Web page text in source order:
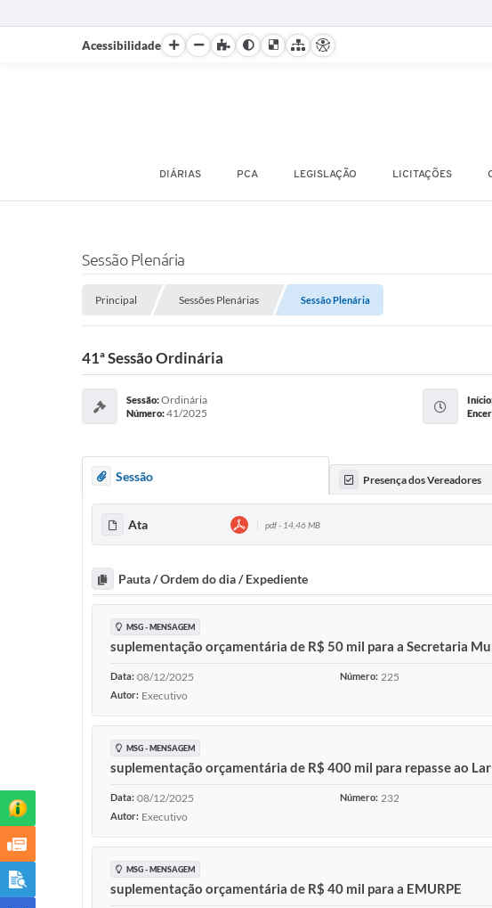
Acessibilidade
DIÁRIAS PCA LEGISLAÇÃO LICITAÇÕES
Sessão Plenária
Principal Sessões Plenárias Sessão Plenária
41ª Sessão Ordinária
Sessão:Ordinária
Número:41/2025
Sessão Presença dos Vereadores
Ata pdf - 14,46 MB
Pauta / Ordem do dia / Expediente
MSG - MENSAGEM
suplementação orçamentária de R$ 50 mil para a Secretaria
Data: 08/12/2025 Número: 225
Autor: Executivo
MSG - MENSAGEM
suplementação orçamentária de R$ 400 mil para repasse ao
Data: 08/12/2025 Número: 232
Autor: Executivo
MSG - MENSAGEM
suplementação orçamentária de R$ 40 mil para a EMURPE